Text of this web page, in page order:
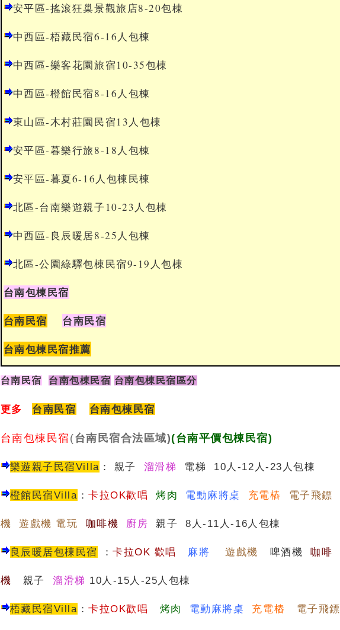
安平區-搖滾狂巢景觀旅店8-20包棟
中西區-梧藏民宿6-16人包棟
中西區-樂客花園旅宿10-35包棟
中西區-橙館民宿8-16人包棟
東山區-木村莊園民宿13人包棟
安平區-暮樂行旅8-18人包棟
安平區-暮夏6-16人包棟民棟
北區-台南樂遊親子10-23人包棟
中西區-良辰暖居8-25人包棟
北區-公園綠驛包棟民宿9-19人包棟
台南包棟民宿
台南民宿
台南民宿
台南包棟民宿推薦
台南民宿 台南包棟民宿 台南包棟民宿區分
更多 台南民宿 台南包棟民宿
台南包棟民宿 (台南民宿合法區域)(台南平價包棟民宿)
樂遊親子民宿Villa ： 親子 溜滑梯 電梯 10人-12人-23人包棟
橙館民宿Villa ：卡拉OK歡唱 烤肉 電動麻將桌 充電樁 電子飛鏢
機 遊戲機 電玩 咖啡機 廚房 親子 8人-11人-16人包棟
良辰暖居包棟民宿 ：卡拉OK 歡唱 麻將 遊戲機 啤酒機咖啡
機 親子溜滑梯 10人-15人-25人包棟
梧藏民宿Villa ：卡拉OK歡唱 烤肉 電動麻將桌 充電樁 電子飛鏢